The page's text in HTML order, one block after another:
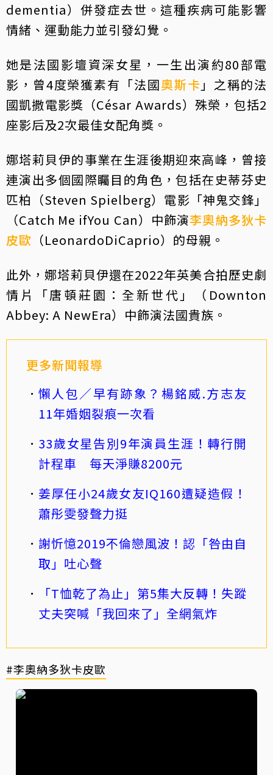
dementia）併發症去世。這種疾病可能影響
情緒、運動能力並引發幻覺。
她是法國影壇資深女星，一生出演約80部電
影，曾4度榮獲素有「法國奧斯卡 」之稱的法
國凱撒電影獎（César Awards）殊榮，包括2
座影后及2次最佳女配角獎。
娜塔莉貝伊的事業在生涯後期迎來高峰，曾接
連演出多個國際矚目的角色，包括在史蒂芬史
匹柏（Steven Spielberg）電影「神鬼交鋒」
（Catch Me ifYou Can）中飾演李奧納多狄卡
皮歐 （LeonardoDiCaprio）的母親。
此外，娜塔莉貝伊還在2022年英美合拍歷史劇
情片「唐頓莊園：全新世代」（Downton
Abbey: A NewEra）中飾演法國貴族。
更多新聞報導
懶人包／早有跡象？楊銘威.方志友
11年婚姻裂痕一次看
33歲女星告別9年演員生涯！轉行開
計程車 每天淨賺8200元
姜厚任小24歲女友IQ160遭疑造假！
蕭彤雯發聲力挺
謝忻憶2019不倫戀風波！認「咎由自
取」吐心聲
「T恤乾了為止」第5集大反轉！失蹤
丈夫突喊「我回來了」全網氣炸
#李奧納多狄卡皮歐